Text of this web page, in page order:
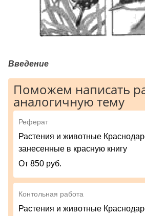
Введение
Поможем написать
аналогичную тему
Реферат
Растения и животные
занесенные в красную книгу
От 850 руб.
Контольная работа
Растения и животные